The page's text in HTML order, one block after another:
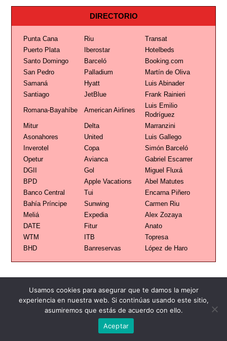
DIRECTORIO
Punta Cana Riu
Transat
Puerto Plata
Iberostar
Hotelbeds
Santo Domingo
Barceló
Booking.com
San Pedro
Palladium
Martín de Oliva
Samaná
Hyatt
Luis Abinader
Santiago
JetBlue Frank Rainieri
Romana-Bayahíbe American Airlines
Luis Emilio
Rodríguez
Mitur
Delta
Marranzini
Asonahores
United
Luis Gallego
Inverotel
Copa
Simón Barceló
Opetur
Avianca
Gabriel Escarrer
DGII
Gol
Miguel Fluxá
BPD
Apple Vacations
Abel Matutes
Banco Central
Tui
Encarna Piñero
Bahía Príncipe
Sunwing
Carmen Riu
Meliá
Expedia
Alex Zozaya
DATE
Fitur
Anato
WTM
ITB
Topresa
BHD
Banreservas López de Haro
Usamos cookies para asegurar que te damos la mejor
experiencia en nuestra web. Si continúas usando este sitio,
asumiremos que estás de acuerdo con ello.
Aceptar
Publicidad Redacción Contacto
Todos los derechos reservados
Grupo Preferente